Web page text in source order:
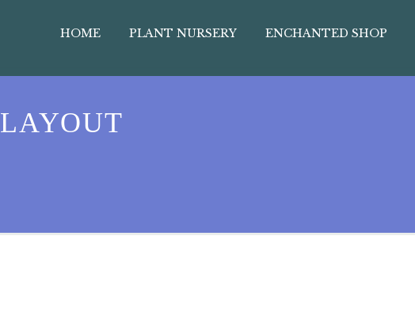
HOME PLANT NURSERY ENCHANTED SHOP
LAYOUT